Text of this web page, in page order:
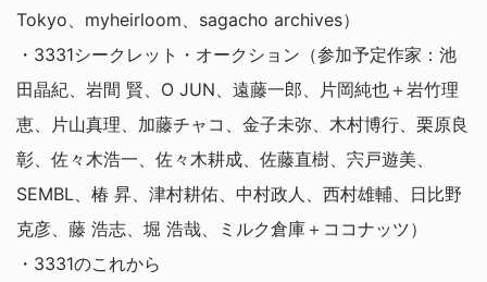
Tokyo、myheirloom、sagacho archives）
・3331シークレット・オークション（参加予定作家：池
田晶紀、岩間 賢、O JUN、遠藤一郎、片岡純也＋岩竹理
恵、片山真理、加藤チャコ、金子未弥、木村博行、栗原良
彰、佐々木浩一、佐々木耕成、佐藤直樹、宍戸遊美、
SEMBL、椿 昇、津村耕佑、中村政人、西村雄輔、日比野
克彦、藤 浩志、堀 浩哉、ミルク倉庫＋ココナッツ）
・3331のこれから